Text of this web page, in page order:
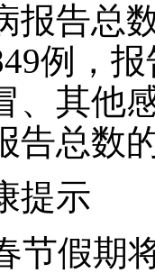
报告总
例，
、其他
告总数
提示
节假期